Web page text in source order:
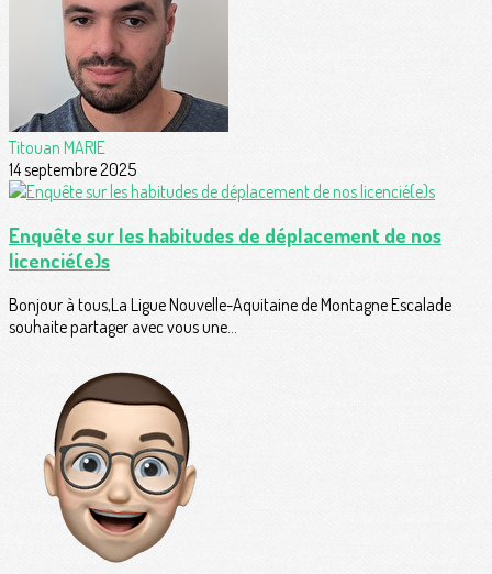
Titouan MARIE
14 septembre 2025
Enquête sur les habitudes de déplacement de nos
licencié(e)s
Bonjour à tous,La Ligue Nouvelle-Aquitaine de Montagne Escalade
souhaite partager avec vous une...